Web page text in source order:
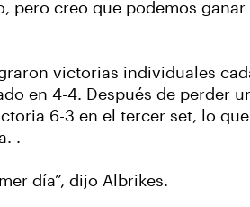
pero creo que podemos
victorias individuales
en 4-4. Después de perder
6-3 en el tercer set, lo
.
día”, dijo Albrikes.